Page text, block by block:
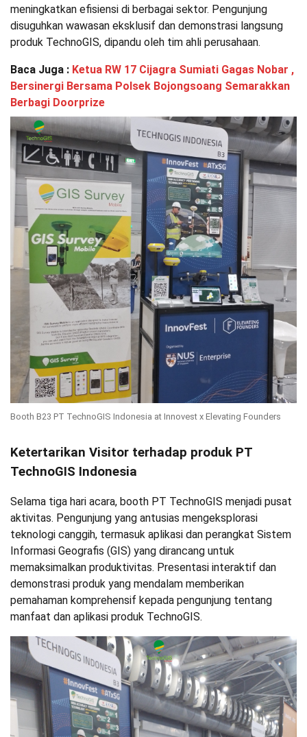
meningkatkan efisiensi di berbagai sektor. Pengunjung
disuguhkan wawasan eksklusif dan demonstrasi langsung
produk TechnoGIS, dipandu oleh tim ahli perusahaan.
Baca Juga : Ketua RW 17 Cijagra Sumiati Gagas Nobar ,
Bersinergi Bersama Polsek Bojongsoang Semarakkan
Berbagi Doorprize
Booth B23 PT TechnoGIS Indonesia at Innovest x Elevating Founders
Ketertarikan Visitor terhadap produk PT
TechnoGIS Indonesia
Selama tiga hari acara, booth PT TechnoGIS menjadi pusat
aktivitas. Pengunjung yang antusias mengeksplorasi
teknologi canggih, termasuk aplikasi dan perangkat Sistem
Informasi Geografis (GIS) yang dirancang untuk
memaksimalkan produktivitas. Presentasi interaktif dan
demonstrasi produk yang mendalam memberikan
pemahaman komprehensif kepada pengunjung tentang
manfaat dan aplikasi produk TechnoGIS.